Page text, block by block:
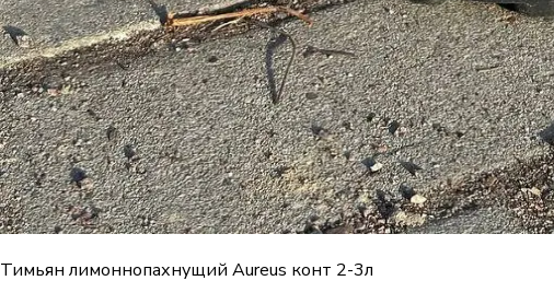
Тимьян лимоннопахнущий Aureus конт 2-3л